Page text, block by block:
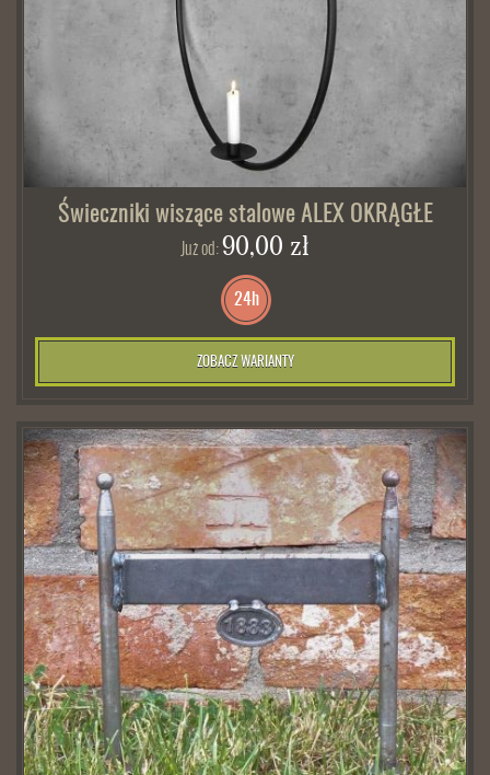
Świeczniki wiszące stalowe ALEX OKRĄGŁE
Już od:90,00 zł
24h
ZOBACZ WARIANTY